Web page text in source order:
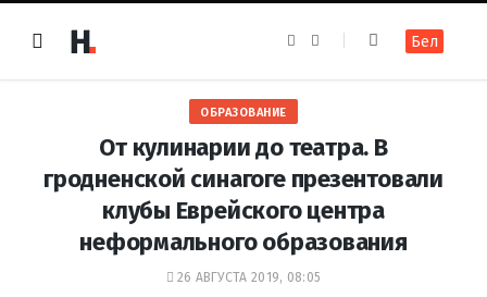
e
b
o
k
t
a
m
Бел
ОБРАЗОВАНИЕ
От кулинарии до театра. В
гродненской синагоге презентовали
клубы Еврейского центра
неформального образования
26 АВГУСТА 2019, 08:05